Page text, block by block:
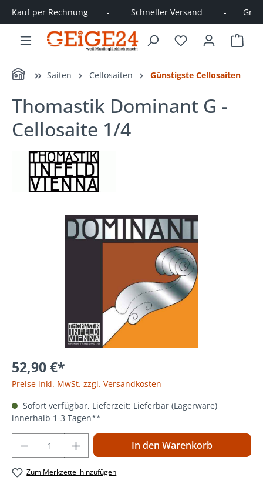
springen
Kauf per Rechnung        -         Schneller Versand         -
Home Saiten Cellosaiten Günstigste Cellosaiten
Thomastik Dominant G -
Cellosaite 1/4
Bildergalerie überspringen
52,90 €*
Preise inkl. MwSt. zzgl. Versandkosten
Sofort verfügbar, Lieferzeit: Lieferbar (Lagerware)
innerhalb 1-3 Tagen**
Produkt Anzahl: Gib den gewünschten
In den Warenkorb
Zum Merkzettel hinzufügen